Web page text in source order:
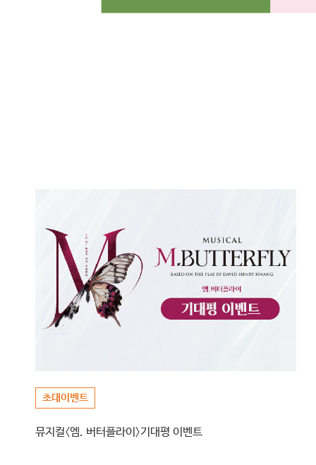
초대이벤트
뮤지컬〈엠. 버터플라이〉기대평 이벤트